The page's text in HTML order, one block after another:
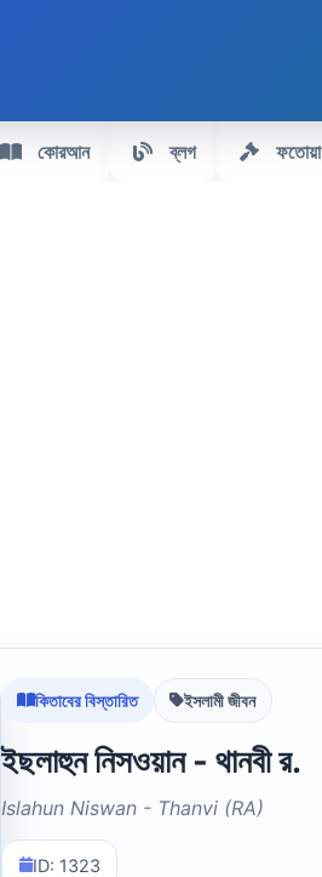
কোরআন ব্লগ ফতোয়া
কিতাবের বিস্তারিত ইসলামী জীবন
ইছলাহুন নিসওয়ান - থানবী র.
Islahun Niswan - Thanvi (RA)
ID: 1323